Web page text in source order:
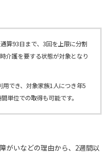
算93日まで、3回を上限に分割
介護を要する状態が対象となり
用でき、対象家族1人につき年5
単位での取得も可能です。
がいなどの理由から、2週間以